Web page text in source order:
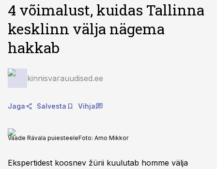
4 võimalust, kuidas Tallinna
kesklinn välja nägema
hakkab
kinnisvarauudised.ee
Jaga Salvesta Vihja
Vaade Rävala puiesteeleFoto: Arno Mikkor
Ekspertidest koosnev žürii kuulutab homme välja